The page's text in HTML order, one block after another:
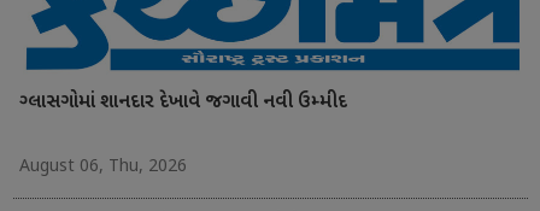
ગ્લાસગોમાં શાનદાર દેખાવે જગાવી નવી ઉમ્મીદ
August 06, Thu, 2026